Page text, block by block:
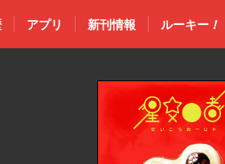
アプリ 新刊情報 ルーキー！